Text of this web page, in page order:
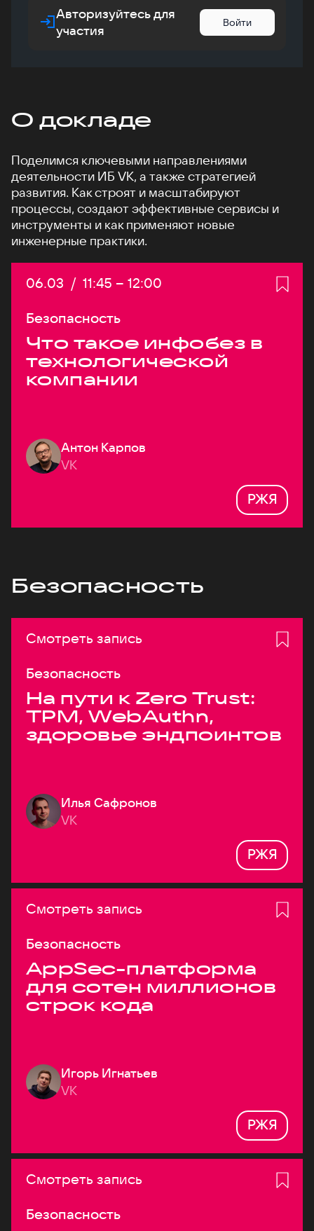
Авторизуйтесь для
участия
Войти
О докладе
Поделимся ключевыми направлениями
деятельности ИБ VK, а также стратегией
развития. Как строят и масштабируют
процессы, создают эффективные сервисы и
инструменты и как применяют новые
инженерные практики.
Дата:
06.03 / Начало:
11:45 – Конец:
12:00
Безопасность
Что такое инфобез в
технологической
компании
Антон Карпов
VK
РЖЯ
Безопасность
Смотреть запись
Безопасность
На пути к Zero Trust:
TPM, WebAuthn,
здоровье эндпоинтов
Илья Сафронов
VK
РЖЯ
Смотреть запись
Безопасность
AppSec-платформа
для сотен миллионов
строк кода
Игорь Игнатьев
VK
РЖЯ
Смотреть запись
Безопасность